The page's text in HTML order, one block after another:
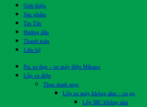
Giới thiệu
Sản phẩm
Tin Tức
Hướng dẫn
Thanh toán
Liên hệ
Pin xe đạp – xe máy điện Mikano
Lốp xe điện
Theo danh mục
Lốp xe máy không săm – xe ga
Lốp IRC không săm